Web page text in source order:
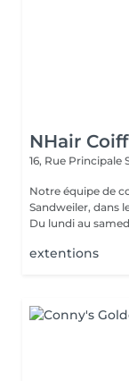
NHair
16, Rue Principale
Notre équipe de
Sandweiler, dans
Du lundi au
extentions